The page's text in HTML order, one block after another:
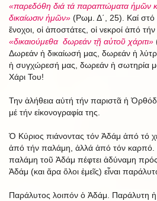
«παρεδόθη διά τά παραπτώματα ἡμῶν
δικαίωσιν ἡμῶν» (Ρωμ. Δ΄, 25). Καί στό
ἔνοχοι, οἱ ἀποστάτες, οἱ νεκροί ἀπό τήν
«δικαιούμεθα δωρεάν τῇ αὐτοῦ χάριτι»
Δωρεάν ἡ δικαίωσή μας, δωρεάν ἡ
ἡ συγχώρεσή μας, δωρεάν ἡ σωτηρία
Χάρι Του!
Την ἀλήθεια αὐτή τήν παριστᾶ ἡ
μέ τήν εἰκονογραφία της.
Ὁ Κύριος πιάνοντας τόν Ἀδάμ ἀπό τό
ἀπό τήν παλάμη, ἀλλά ἀπό τόν καρπό.
παλάμη τοῦ Ἀδάμ πέφτει ἀδύναμη πρός
Ἀδάμ (και ἄρα ὅλοι ἐμεῖς) εἶναι
Παράλυτος λοιπόν ὁ Ἀδάμ. Παράλυτη